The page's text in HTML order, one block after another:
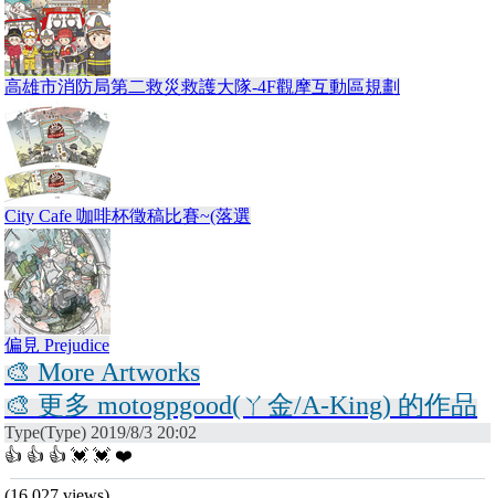
高雄市消防局第二救災救護大隊-4F觀摩互動區規劃
City Cafe 咖啡杯徵稿比賽~(落選
偏見 Prejudice
🎨 More Artworks
🎨 更多 motogpgood(ㄚ金/A-King) 的作品
Type(Type) 2019/8/3 20:02
👍 👍 👍 💓 💓 ❤️